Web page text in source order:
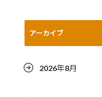
アーカイブ
2026年8月